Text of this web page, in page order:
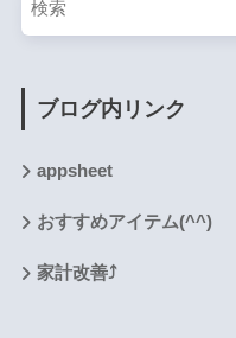
ブログ内リンク
appsheet
おすすめアイテム(^^)
家計改善⤴